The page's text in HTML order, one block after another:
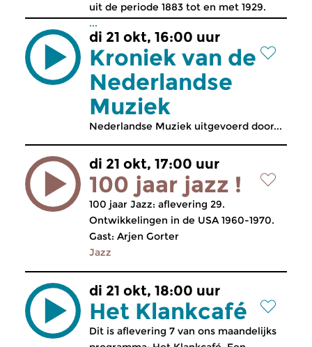
uit de periode 1883 tot en met 1929.
...
di 21 okt, 16:00 uur
Kroniek van de
Nederlandse
Muziek
Nederlandse Muziek uitgevoerd door...
di 21 okt, 17:00 uur
100 jaar jazz !
100 jaar Jazz: aflevering 29.
Ontwikkelingen in de USA 1960-1970.
Gast: Arjen Gorter
Jazz
di 21 okt, 18:00 uur
Het Klankcafé
Dit is aflevering 7 van ons maandelijks